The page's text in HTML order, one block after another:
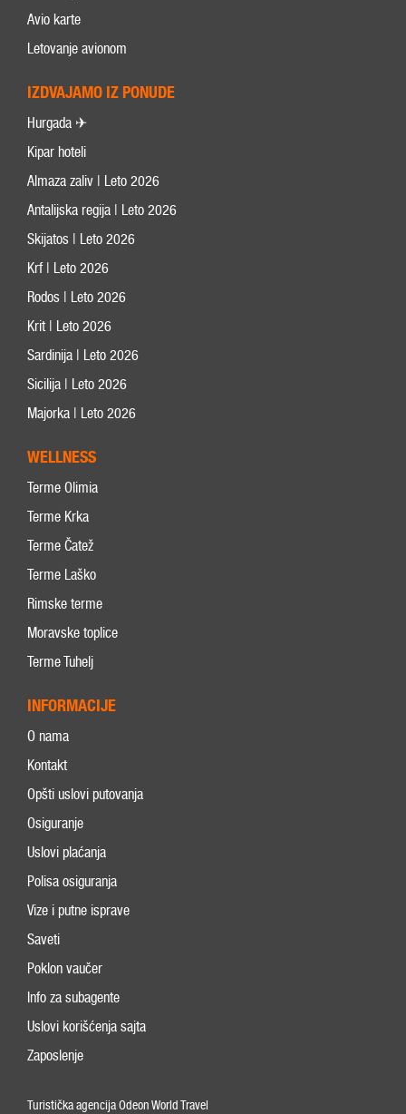
Avio karte
Letovanje avionom
IZDVAJAMO IZ PONUDE
Hurgada ✈
Kipar hoteli
Almaza zaliv | Leto 2026
Antalijska regija | Leto 2026
Skijatos | Leto 2026
Krf | Leto 2026
Rodos | Leto 2026
Krit | Leto 2026
Sardinija | Leto 2026
Sicilija | Leto 2026
Majorka | Leto 2026
WELLNESS
Terme Olimia
Terme Krka
Terme Čatež
Terme Laško
Rimske terme
Moravske toplice
Terme Tuhelj
INFORMACIJE
O nama
Kontakt
Opšti uslovi putovanja
Osiguranje
Uslovi plaćanja
Polisa osiguranja
Vize i putne isprave
Saveti
Poklon vaučer
Info za subagente
Uslovi korišćenja sajta
Zaposlenje
Turistička agencija Odeon World Travel